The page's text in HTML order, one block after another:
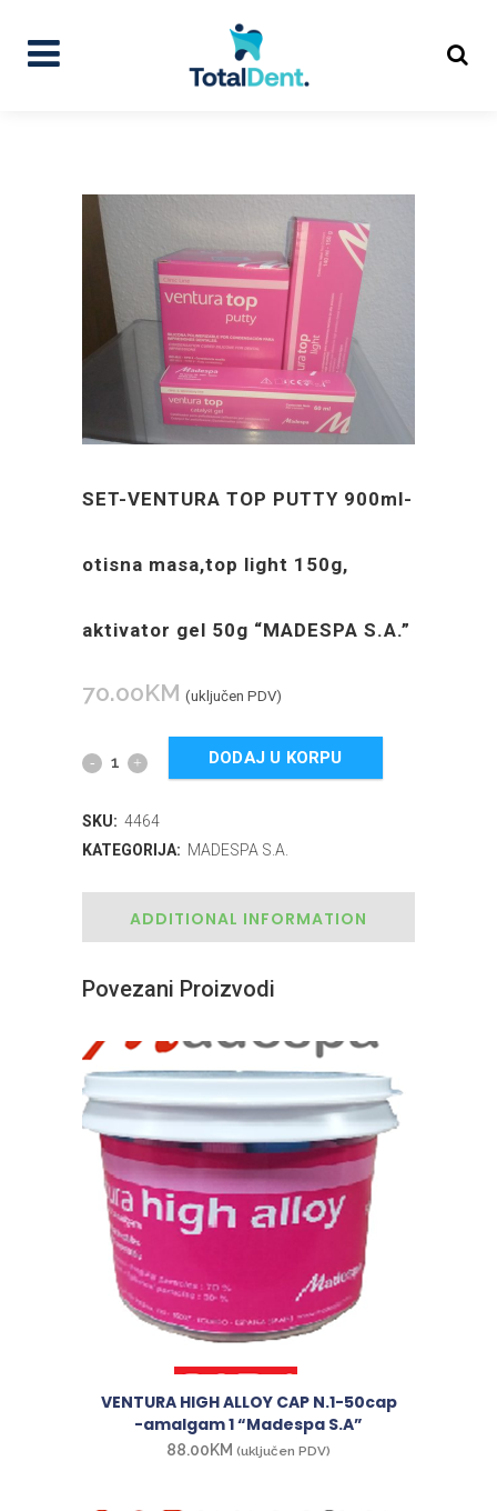
SET-VENTURA TOP PUTTY 900ml-
otisna masa,top light 150g,
aktivator gel 50g “MADESPA S.A.”
70.00KM (uključen PDV)
DODAJ U KORPU
SKU: 4464
KATEGORIJA: MADESPA S.A.
ADDITIONAL INFORMATION
Povezani Proizvodi
VENTURA HIGH ALLOY CAP N.1-50cap
-amalgam 1 “Madespa S.A”
88.00KM (uključen PDV)